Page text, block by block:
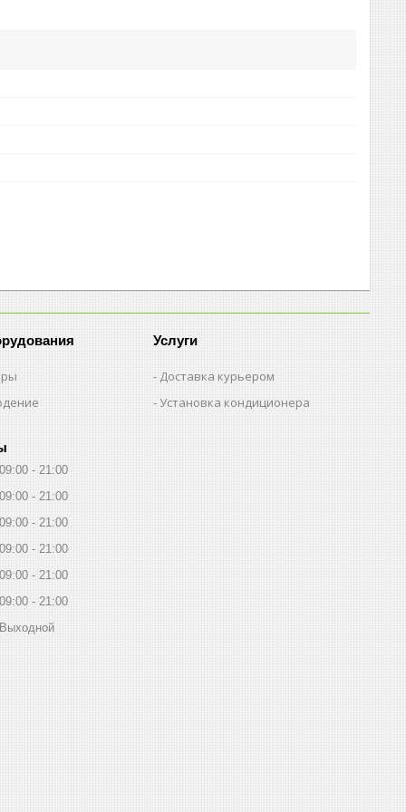
Услуги
Доставка курьером
Установка кондиционера
09:00
21:00
09:00
21:00
09:00
21:00
09:00
21:00
09:00
21:00
09:00
21:00
Выходной